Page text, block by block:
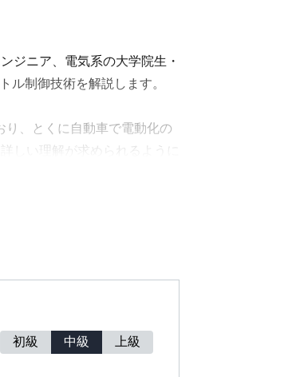
ジニア、電気系の大学院生・
ル制御技術を解説します。
り、とくに自動車で電動化の
しい理解が求められるように
ス駆動技術の神髄—』の増補
初級 中級 上級